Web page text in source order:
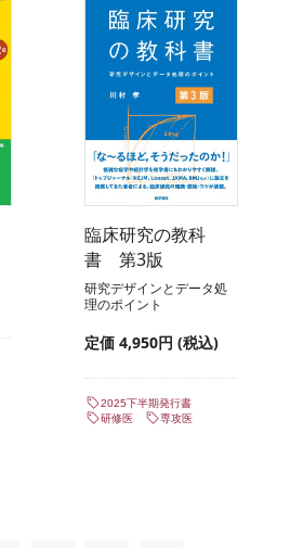
臨床研究の教科
書 第3版
研究デザインとデータ処
理のポイント
定価 4,950円 (税込)
2025下半期発行書
研修医
専攻医